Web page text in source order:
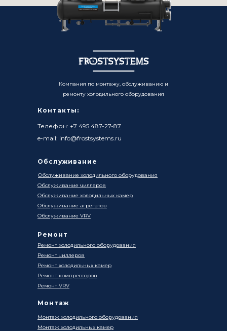
Контакты:
Телефон: +7 495 487-27-87
e-mail: info@frostsystems.ru
Ремонт
Компания по монтажу, обслуживанию и
ремонту холодильного оборудования
Ремонт холодильного оборудования
Ремонт чиллеров
Ремонт холодильных камер
Ремонт компрессоров
Ремонт VRV
Монтаж
Монтаж холодильного оборудования
Монтаж холодильных камер
Обслуживание
Обслуживание холодильного оборудования
Обслуживание чиллеров
Обслуживание холодильных камер
Обслуживание агрегатов
Обслуживание VRV